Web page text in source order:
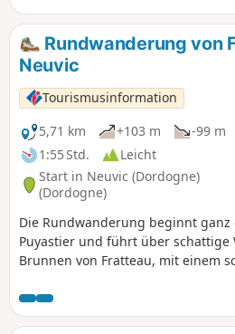
Rundwanderung von
Neuvic
Tourismusinformation
5,71 km
+103 m
-99 m
1:55 Std.
Leicht
Start in Neuvic (Dordogne)
(Dordogne)
Die Rundwanderung beginnt
Puyastier und führt über schattige
Brunnen von Fratteau, mit einem
größtenteils im offenen Gelände
zahlreichen Taubenschlägen des